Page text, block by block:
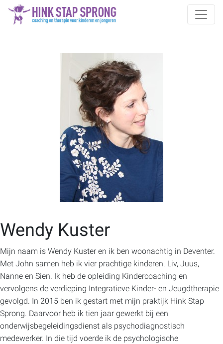
Wendy Kuster
Mijn naam is Wendy Kuster en ik ben woonachtig in Deventer.
Met John samen heb ik vier prachtige kinderen. Liv, Juus,
Nanne en Sien. Ik heb de opleiding Kindercoaching en
vervolgens de verdieping Integratieve Kinder- en Jeugdtherapie
gevolgd. In 2015 ben ik gestart met mijn praktijk Hink Stap
Sprong. Daarvoor heb ik tien jaar gewerkt bij een
onderwijsbegeleidingsdienst als psychodiagnostisch
medewerker. In die tijd voerde ik de psychologische